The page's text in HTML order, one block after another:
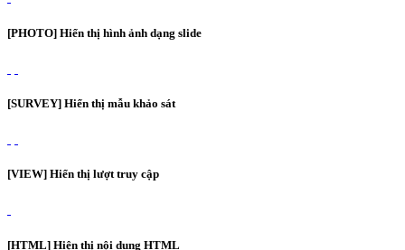
[PHOTO] Hiển thị hình ảnh dạng slide
[SURVEY] Hiển thị mẫu khảo sát
[VIEW] Hiển thị lượt truy cập
[HTML] Hiện thị nội dung HTML